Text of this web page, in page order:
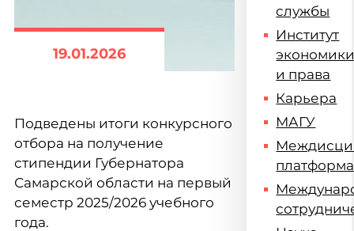
19.01.2026
Подведены итоги конкурсного
отбора на получение
стипендии Губернатора
Самарской области на первый
семестр 2025/2026 учебного
года.
службы
Институт
и права
Карьера
МАГУ
платформа